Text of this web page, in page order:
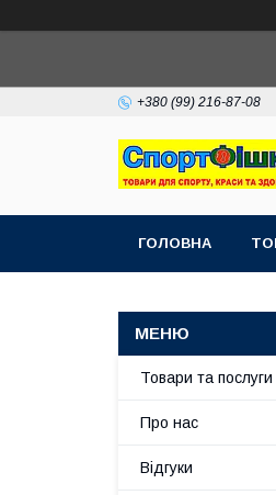
+380 (99) 216-87-08
ГОЛОВНА
Товари та послуги
Про нас
Відгуки